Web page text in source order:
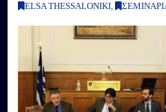
ELSA THESSALONIKI